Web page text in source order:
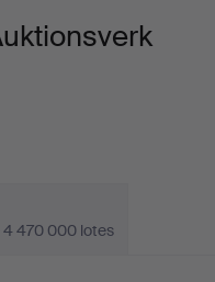
4 470 000 lotes